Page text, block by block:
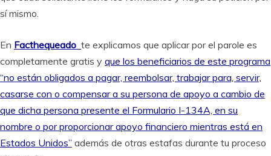
sí mismo.
En Facthequeado te explicamos que aplicar por el parole es
completamente gratis y que los beneficiarios de este programa
“no están obligados a pagar, reembolsar, trabajar para, servir,
casarse con o compensar a su persona de apoyo a cambio de
que dicha persona presente el Formulario I-134A, en su
nombre o por proporcionar apoyo financiero mientras está en
Estados Unidos” además de otras estafas durante tu proceso